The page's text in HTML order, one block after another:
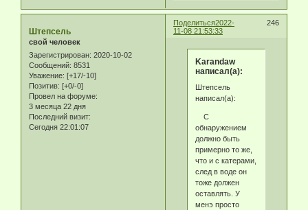
Поделиться 246
2022-
11-08 21:53:33
Штепсель
свой человек
Зарегистрирован: 2020-10-02
Сообщений: 8531
Уважение: [+17/-10]
Позитив: [+0/-0]
Провел на форуме:
3 месяца 22 дня
Последний визит:
Сегодня 22:01:07
Karandaw
написал(а):
Штепсель
написал(а):
С
обнаружением
должно быть
примерно то же,
что и с катерами,
след в воде он
тоже должен
оставлять. У
менэ просто